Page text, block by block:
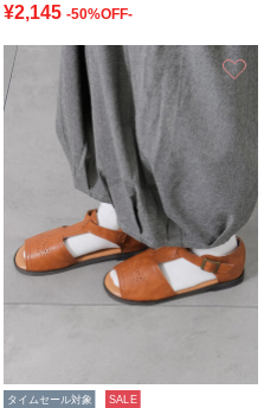
¥2,145 -50%OFF-
お気に入り
タイムセール対象 SALE